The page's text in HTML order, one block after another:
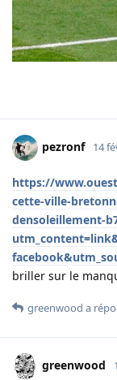
pezronf 14
https://
cette-ville-
densoleillement-
briller sur le
greenwood a
greenwood